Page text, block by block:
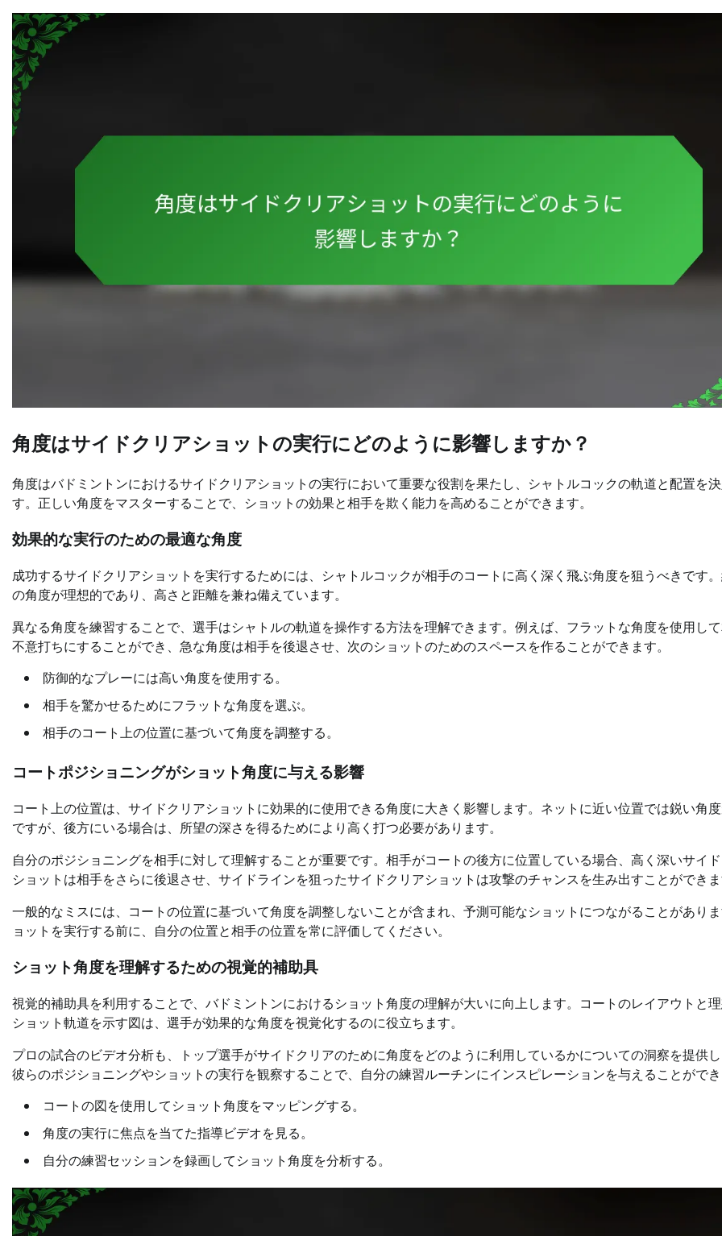
角度はサイドクリアショットの実行にどのように影響しますか？
角度はバドミントンにおけるサイドクリアショットの実行において重要な役割を果たし、シャトルコックの軌道と配置を
す。正しい角度をマスターすることで、ショットの効果と相手を欺く能力を高めることができます。
効果的な実行のための最適な角度
成功するサイドクリアショットを実行するためには、シャトルコックが相手のコートに高く深く飛ぶ角度を狙うべきです
の角度が理想的であり、高さと距離を兼ね備えています。
異なる角度を練習することで、選手はシャトルの軌道を操作する方法を理解できます。例えば、フラットな角度を使用し
不意打ちにすることができ、急な角度は相手を後退させ、次のショットのためのスペースを作ることができます。
防御的なプレーには高い角度を使用する。
相手を驚かせるためにフラットな角度を選ぶ。
相手のコート上の位置に基づいて角度を調整する。
コートポジショニングがショット角度に与える影響
コート上の位置は、サイドクリアショットに効果的に使用できる角度に大きく影響します。ネットに近い位置では鋭い角
ですが、後方にいる場合は、所望の深さを得るためにより高く打つ必要があります。
自分のポジショニングを相手に対して理解することが重要です。相手がコートの後方に位置している場合、高く深いサイ
ショットは相手をさらに後退させ、サイドラインを狙ったサイドクリアショットは攻撃のチャンスを生み出すことができ
一般的なミスには、コートの位置に基づいて角度を調整しないことが含まれ、予測可能なショットにつながることがあり
ョットを実行する前に、自分の位置と相手の位置を常に評価してください。
ショット角度を理解するための視覚的補助具
視覚的補助具を利用することで、バドミントンにおけるショット角度の理解が大いに向上します。コートのレイアウトと
ショット軌道を示す図は、選手が効果的な角度を視覚化するのに役立ちます。
プロの試合のビデオ分析も、トップ選手がサイドクリアのために角度をどのように利用しているかについての洞察を提供
彼らのポジショニングやショットの実行を観察することで、自分の練習ルーチンにインスピレーションを与えることがで
コートの図を使用してショット角度をマッピングする。
角度の実行に焦点を当てた指導ビデオを見る。
自分の練習セッションを録画してショット角度を分析する。